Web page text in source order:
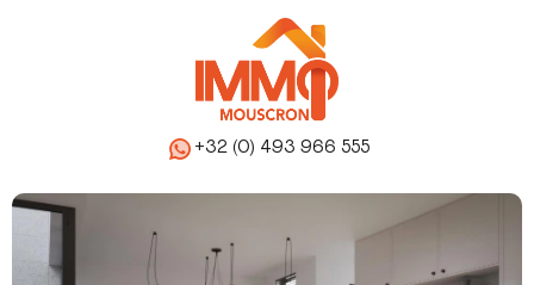
+32 (0) 493 966 555